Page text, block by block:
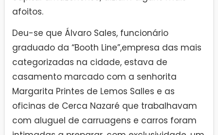
afoitos.
Deu-se que Álvaro Sales, funcionário
graduado da “Booth Line”,empresa das mais
categorizadas na cidade, estava de
casamento marcado com a senhorita
Margarita Printes de Lemos Salles e as
oficinas de Cerca Nazaré que trabalhavam
com aluguel de carruagens e carros foram